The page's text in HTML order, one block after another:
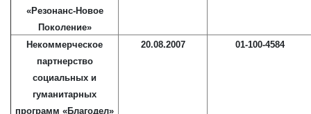
«Резонанс-Новое
Поколение»
Некоммерческое
партнерство
социальных и
гуманитарных
программ «Благодел»
20.08.2007 01-100-4584